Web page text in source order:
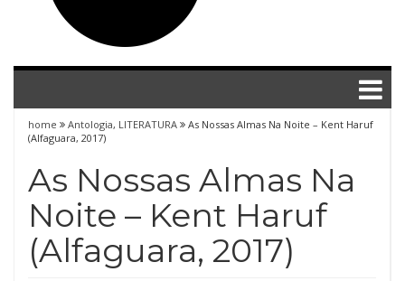
home Antologia, LITERATURA
As Nossas Almas Na Noite – Kent Haruf
(Alfaguara, 2017)
As Nossas Almas Na
Noite – Kent Haruf
(Alfaguara, 2017)